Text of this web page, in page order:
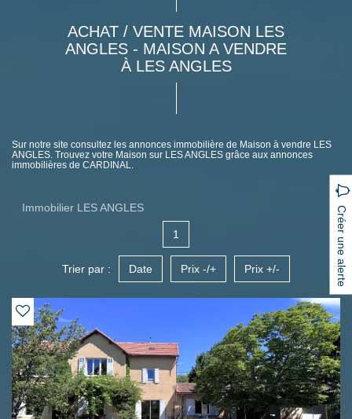
ACHAT / VENTE MAISON LES
ANGLES - MAISON A VENDRE
À LES ANGLES
Sur notre site consultez les annonces immobilière de Maison à vendre LES
ANGLES. Trouvez votre Maison sur LES ANGLES grâce aux annonces
immobilières de CARDINAL.
Immobilier LES ANGLES Créer une alerte
1
Trier par : Date Prix -/+ Prix +/-